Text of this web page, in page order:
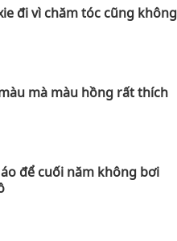
đi vì chăm tóc cũng không
mà màu hồng rất thích
để cuối năm không bơi